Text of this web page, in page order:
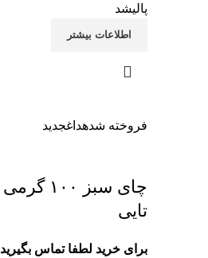
پالیشد
اطلاعات بیشتر
فروخته شدهداغجدید
تایی
برای خرید لطفا تماس بگیرید